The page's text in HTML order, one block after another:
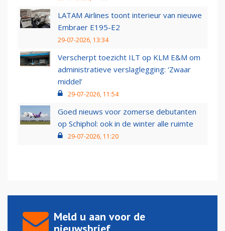
LATAM Airlines toont interieur van nieuwe
Embraer E195-E2
29-07-2026, 13:34
Verscherpt toezicht ILT op KLM E&M om
administratieve verslaglegging: ‘Zwaar
middel’
29-07-2026, 11:54
Goed nieuws voor zomerse debutanten
op Schiphol: ook in de winter alle ruimte
29-07-2026, 11:20
Meld u aan voor de